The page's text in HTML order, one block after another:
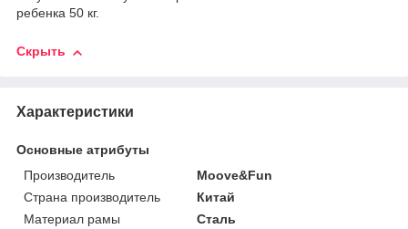
ребенка 50 кг.
Скрыть
Характеристики
Основные атрибуты
Производитель
Moove&Fun
Страна производитель
Китай
Материал рамы
Сталь